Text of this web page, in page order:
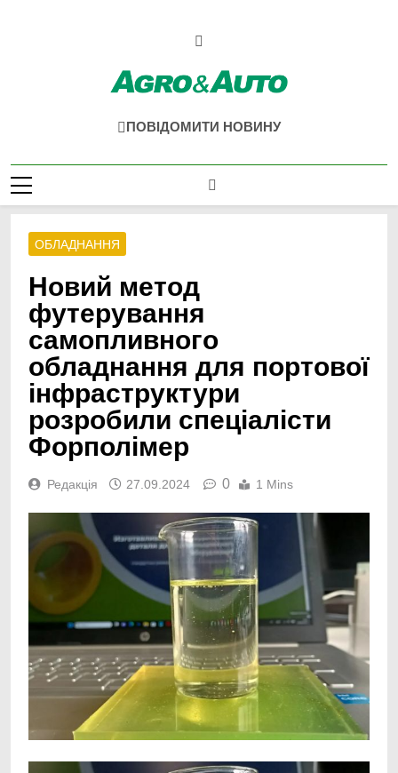
Agro & Auto
ПОВІДОМИТИ НОВИНУ
ОБЛАДНАННЯ
Новий метод
футерування
самопливного
обладнання для портової
інфраструктури
розробили спеціалісти
Форполімер
Редакція 27.09.2024 0 1 Mins